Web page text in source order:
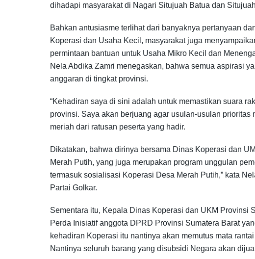
dihadapi masyarakat di Nagari Situjuah Batua dan
Bahkan antusiasme terlihat dari banyaknya pertanyaan
Koperasi dan Usaha Kecil, masyarakat juga
permintaan bantuan untuk Usaha Mikro Kecil dan
Nela Abdika Zamri menegaskan, bahwa semua aspirasi
anggaran di tingkat provinsi.
“Kehadiran saya di sini adalah untuk memastikan suara
provinsi. Saya akan berjuang agar usulan-usulan prioritas
meriah dari ratusan peserta yang hadir.
Dikatakan, bahwa dirinya bersama Dinas Koperasi dan
Merah Putih, yang juga merupakan program unggulan
termasuk sosialisasi Koperasi Desa Merah Putih,” kata
Partai Golkar.
Sementara itu, Kepala Dinas Koperasi dan UKM Provinsi
Perda Inisiatif anggota DPRD Provinsi Sumatera Barat
kehadiran Koperasi itu nantinya akan memutus mata
Nantinya seluruh barang yang disubsidi Negara akan